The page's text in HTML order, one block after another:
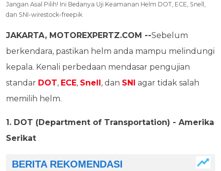
Jangan Asal Pilih! Ini Bedanya Uji Keamanan Helm DOT, ECE, Snell,
dan SNI-wirestock-freepik
JAKARTA, MOTOREXPERTZ.COM --Sebelum
berkendara, pastikan helm anda mampu melindungi
kepala. Kenali perbedaan mendasar pengujian
standar DOT, ECE, Snell, dan SNI agar tidak salah
memilih helm.
1. DOT (Department of Transportation) - Amerika
Serikat